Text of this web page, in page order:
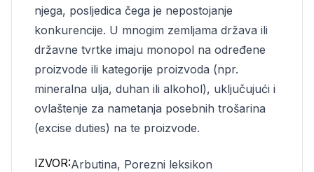
njega, posljedica čega je nepostojanje
konkurencije. U mnogim zemljama država ili
državne tvrtke imaju monopol na određene
proizvode ili kategorije proizvoda (npr.
mineralna ulja, duhan ili alkohol), uključujući i
ovlaštenje za nametanja posebnih trošarina
(excise duties) na te proizvode.
IZVOR:Arbutina, Porezni leksikon